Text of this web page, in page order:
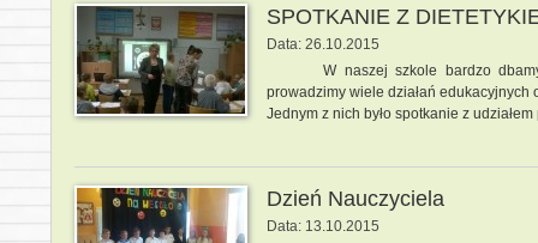
SPOTKANIE Z
Data: 26.10.2015
W naszej szkole bardzo
prowadzimy wiele działań edukacyjnych
Jednym z nich było spotkanie z
Dzień Nauczyciela
Data: 13.10.2015